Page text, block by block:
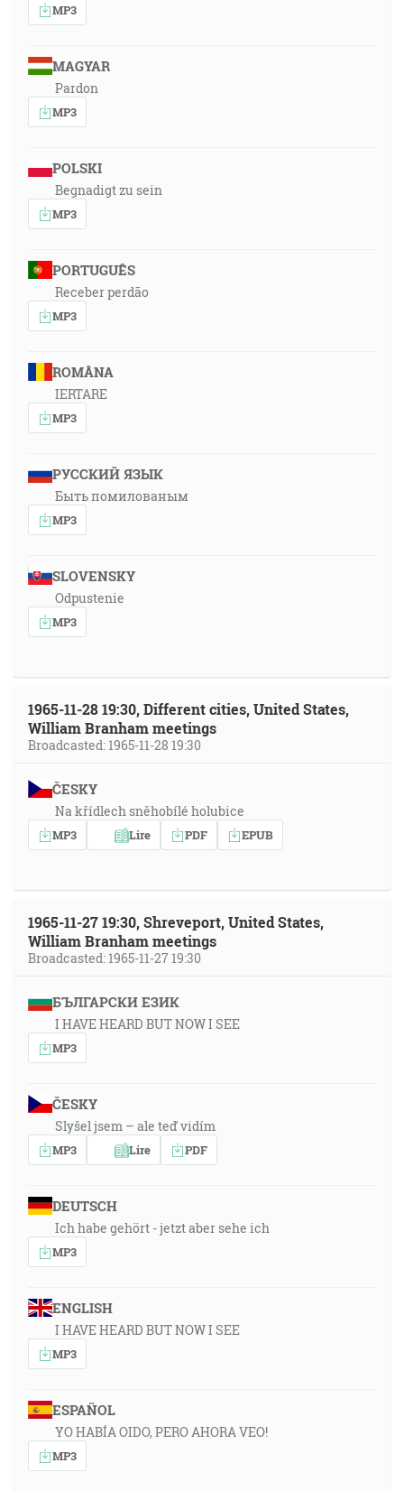
MP3
MAGYAR
Pardon
MP3
POLSKI
Begnadigt zu sein
MP3
PORTUGUÊS
Receber perdão
MP3
ROMÂNA
IERTARE
MP3
РУССКИЙ ЯЗЫК
Быть помилованым
MP3
SLOVENSKY
Odpustenie
MP3
1965-11-28 19:30, Different cities, United States,
William Branham meetings
Broadcasted: 1965-11-28 19:30
ČESKY
Na křídlech sněhobílé holubice
MP3 Lire PDF EPUB
1965-11-27 19:30, Shreveport, United States,
William Branham meetings
Broadcasted: 1965-11-27 19:30
БЪЛГАРСКИ ЕЗИК
I HAVE HEARD BUT NOW I SEE
MP3
ČESKY
Slyšel jsem – ale teď vidím
MP3 Lire PDF
DEUTSCH
Ich habe gehört - jetzt aber sehe ich
MP3
ENGLISH
I HAVE HEARD BUT NOW I SEE
MP3
ESPAÑOL
YO HABÍA OIDO, PERO AHORA VEO!
MP3